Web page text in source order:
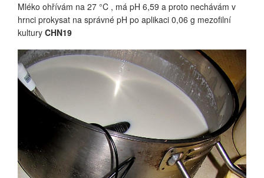
Mléko ohřívám na 27 °C , má pH 6,59 a proto nechávám v
hrnci prokysat na správné pH po aplikaci 0,06 g mezofilní
kultury CHN19